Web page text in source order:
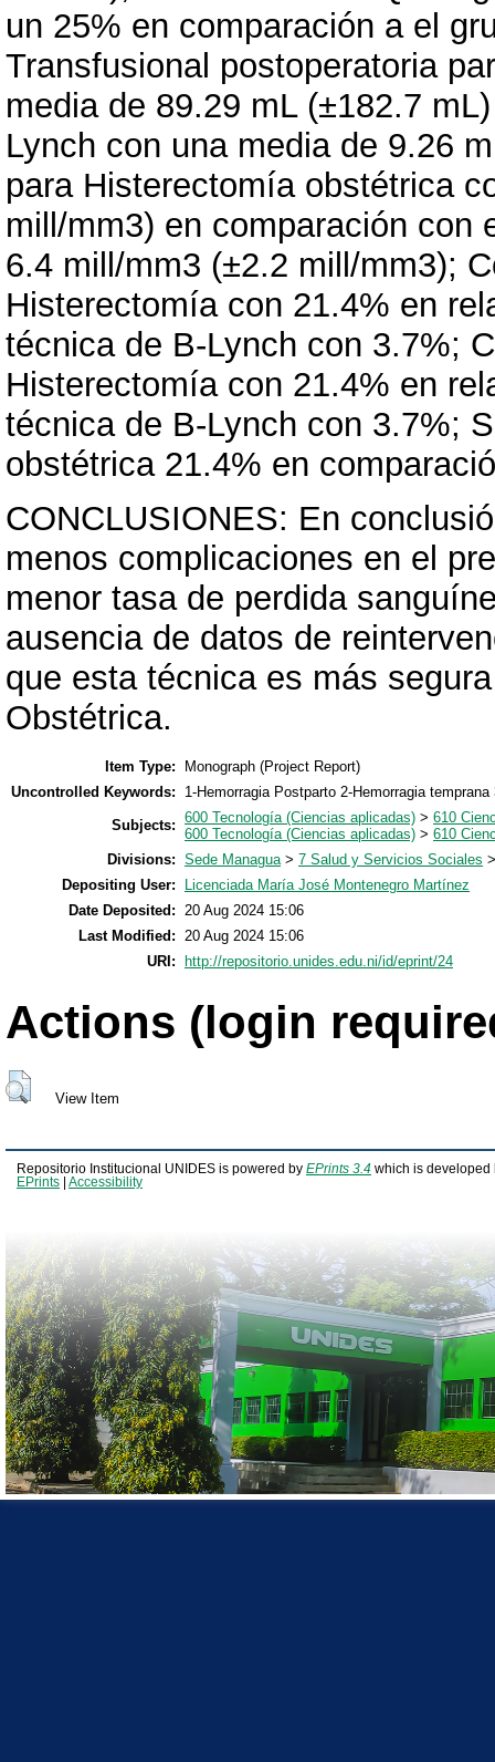
un 25% en comparación a el
Transfusional postoperatoria
media de 89.29 mL (±182.7
Lynch con una media de 9.26
para Histerectomía obstétrica
mill/mm3) en comparación con
6.4 mill/mm3 (±2.2 mill/mm3);
Histerectomía con 21.4% en
técnica de B-Lynch con 3.7%;
Histerectomía con 21.4% en
técnica de B-Lynch con 3.7%;
obstétrica 21.4% en
CONCLUSIONES: En
menos complicaciones en el
menor tasa de perdida
ausencia de datos de
que esta técnica es más
Obstétrica.
Item Type:
Monograph (Project Report)
Uncontrolled Keywords:
1-Hemorragia Postparto 2-Hemorragia
Subjects: 600 Tecnología (Ciencias aplicadas) > 610
600 Tecnología (Ciencias aplicadas) > 610
Divisions: Sede Managua > 7 Salud y Servicios Sociales
Depositing User:
Licenciada María José Montenegro Martínez
Date Deposited:
20 Aug 2024 15:06
Last Modified:
20 Aug 2024 15:06
URI: http://repositorio.unides.edu.ni/id/eprint/24
Actions (login
View Item
Repositorio Institucional UNIDES is powered by EPrints 3.4 which is developed
EPrints
Accessibility